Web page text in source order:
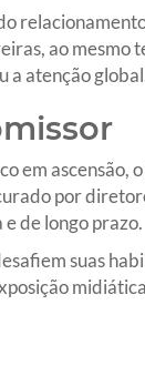
ao
a atenção
em
por
de longo prazo.
suas